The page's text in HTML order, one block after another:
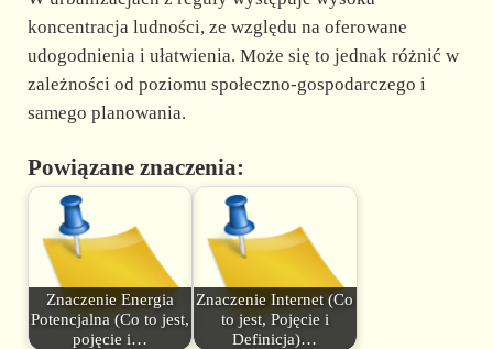
koncentracja ludności, ze względu na oferowane
udogodnienia i ułatwienia. Może się to jednak różnić w
zależności od poziomu społeczno-gospodarczego i
samego planowania.
Powiązane znaczenia:
Znaczenie Energia
Potencjalna (Co to jest,
pojęcie i…
Znaczenie Internet (Co
to jest, Pojęcie i
Definicja)…